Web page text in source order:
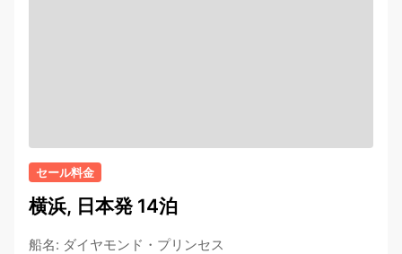
セール料金
横浜, 日本発 14泊
船名: ダイヤモンド・プリンセス